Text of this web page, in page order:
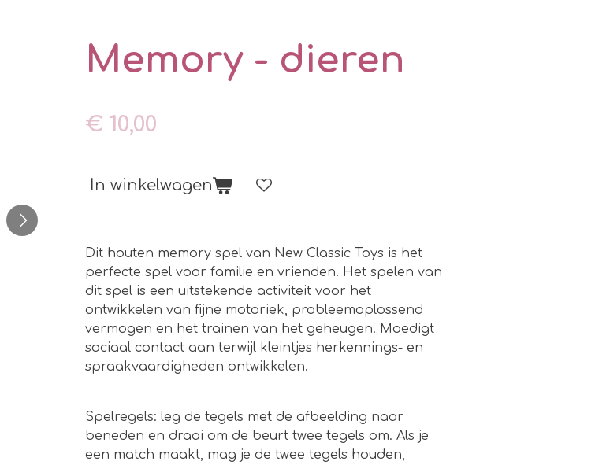
Memory - dieren
€ 10,00
In winkelwagen
Dit houten memory spel van New Classic Toys is het
perfecte spel voor familie en vrienden. Het spelen van
dit spel is een uitstekende activiteit voor het
ontwikkelen van fijne motoriek, probleemoplossend
vermogen en het trainen van het geheugen. Moedigt
sociaal contact aan terwijl kleintjes herkennings- en
spraakvaardigheden ontwikkelen.
Spelregels: leg de tegels met de afbeelding naar
beneden en draai om de beurt twee tegels om. Als je
een match maakt, mag je de twee tegels houden,